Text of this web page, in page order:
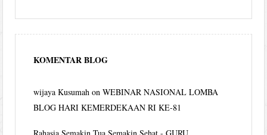
KOMENTAR BLOG
wijaya Kusumah onWEBINAR NASIONAL LOMBA
BLOG HARI KEMERDEKAAN RI KE-81